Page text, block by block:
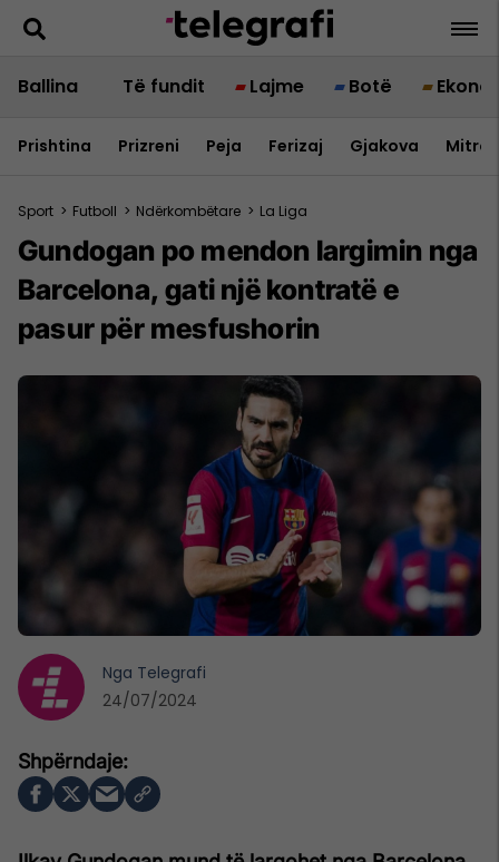
Ballina Të fundit Lajme Botë
Prishtina Prizreni Peja Ferizaj Gjakova
Sport > Futboll > Ndërkombëtare > La Liga
Gundogan po mendon largimin nga
Barcelona, gati një kontratë e
pasur për mesfushorin
Nga Telegrafi
24/07/2024